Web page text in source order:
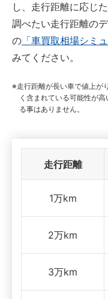
し、走行距離に応じ
調べたい走行距離の
の 「車買取相場シミ
みてください。
走行距離が長い車で値上が
く含まれている可能性が
る事はありません。
走行距離
1万km
2万km
3万km